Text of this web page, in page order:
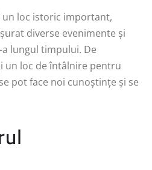
un loc istoric important,
diverse evenimente și
lungul timpului. De
un loc de întâlnire pentru
pot face noi cunoștințe și se